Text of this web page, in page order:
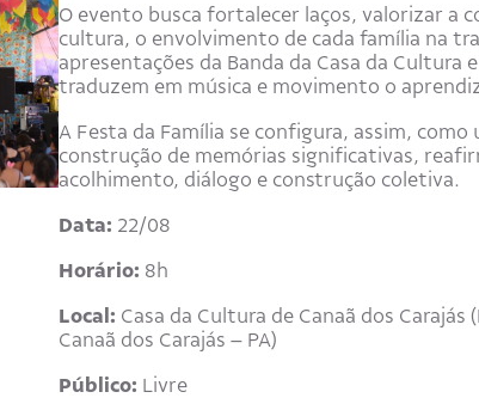
O evento busca fortalecer laços, valorizar a
cultura, o envolvimento de cada família na
apresentações da Banda da Casa da Cultura
traduzem em música e movimento o
A Festa da Família se configura, assim,
construção de memórias significativas,
acolhimento, diálogo e construção coletiva.
Data: 22/08
Horário: 8h
Local: Casa da Cultura de Canaã dos Carajás
Canaã dos Carajás – PA)
Público: Livre